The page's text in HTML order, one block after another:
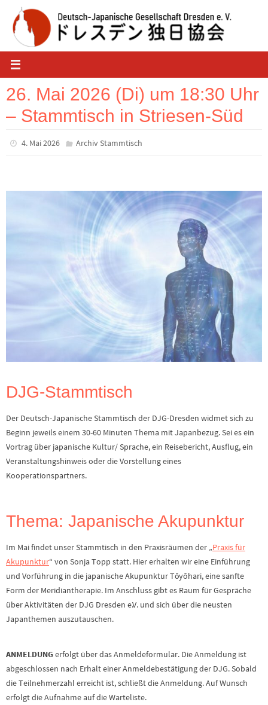
Inhalt
springen
26. Mai 2026 (Di) um 18:30 Uhr
– Stammtisch in Striesen-Süd
4. Mai 2026 Archiv Stammtisch
DJG-Stammtisch
Der Deutsch-Japanische Stammtisch der DJG-Dresden widmet sich zu
Beginn jeweils einem 30-60 Minuten Thema mit Japanbezug. Sei es ein
Vortrag über japanische Kultur/ Sprache, ein Reisebericht, Ausflug, ein
Veranstaltungshinweis oder die Vorstellung eines
Kooperationspartners.
Thema: Japanische Akupunktur
Im Mai findet unser Stammtisch in den Praxisräumen der „Praxis für
Akupunktur“ von Sonja Topp statt. Hier erhalten wir eine Einführung
und Vorführung in die japanische Akupunktur Tōyōhari, eine sanfte
Form der Meridiantherapie. Im Anschluss gibt es Raum für Gespräche
über Aktivitäten der DJG Dresden e.V. und sich über die neusten
Japanthemen auszutauschen.
ANMELDUNGerfolgt über das Anmeldeformular. Die Anmeldung ist
abgeschlossen nach Erhalt einer Anmeldebestätigung der DJG. Sobald
die Teilnehmerzahl erreicht ist, schließt die Anmeldung. Auf Wunsch
erfolgt die Aufnahme auf die Warteliste.